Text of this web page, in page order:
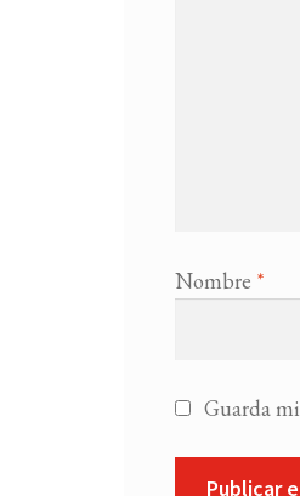
Nombre *
Guarda